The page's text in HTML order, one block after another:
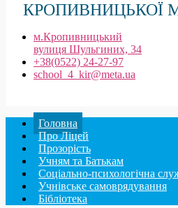
КРОПИВНИЦЬКОЇ
м.Кропивницький
вулиця Шульгиних, 34
+38(0522) 24-27-97
school_4_kir@meta.ua
Головна
Про Ліцей
Прозорість
Учням та Батькам
Соціально-психологічна
Учнівське самоврядування
Бібліотека